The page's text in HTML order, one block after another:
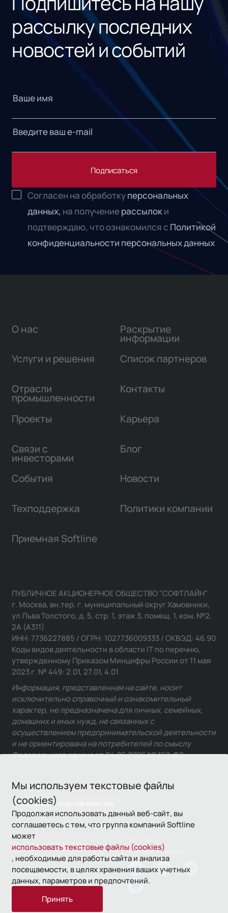
рассылку последних
новостей и событий
Подписаться
Согласен на обработкуперсональных
данных, на получениерассылоки
подтверждаю, что ознакомился с Политикой
конфиденциальности персональных данных
Мы используем текстовые файлы
(cookies)
Продолжая использовать данный веб-сайт, вы
соглашаетесь с тем, что группа компаний Softline
может
использовать текстовые файлы (cookies)
, необходимые для работы сайта и анализа
посещаемости, в целях хранения ваших учетных
данных, параметров и предпочтений.
Принять
О нас
Услуги и решения
Отрасли
промышленности
Проекты
Связи с
инвесторами
Раскрытие
информации
Список партнеров
Контакты
Карьера
Блог
События Новости
Техподдержка Политики компании
Приемная Softline
Связаться с отделом качества
ПУБЛИЧНОЕ АКЦИОНЕРНОЕ ОБЩЕСТВО "СОФТЛАЙН"
г. Москва, вн.тер. г. муниципальный округ Хамовники,
ул Льва Толстого, д. 5, стр. 1, этаж 3, помещ. 1, ком. №2,
2А (А311)
ИНН: 7736227885 / ОГРН: 1027736009333 / ОКВЭД: 46.90
Коды видов деятельности в области IT по перечню,
утвержденному Приказом Минцифры России от 11 мая
2023 г. № 449: 2.01, 27.01, 4.01
Информация, представленная на сайте, носит
исключительно справочный и ознакомительный
характер, не предназначена для личных, семейных,
домашних и иных нужд, не связанных с
осуществлением предпринимательской деятельности
и не ориентирована на потребителей по смыслу
Федерального закона от 24.06.2025 № 168-ФЗ.
© 1993—2026 Softline
использования
Политика
конфиденциальности